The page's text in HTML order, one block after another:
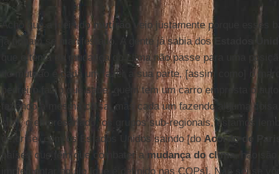
Acho que a ideia do mutirão
veio justamente porque esses
já tinham se manifestado. A gente já sabia dos
que o tema da mudança do clima não passe para uma
do mutirão é cada um fazer a sua parte, [assim como] o
pedreiro faz o que sabe, quem tem um carro empresta o
fazendo a mesma coisa, mas cada um fazendo alguma
civil, o empresariado, os grupos sub-regionais, estamos
de crise, com os Estados Unidos saindo [doAcordo de Paris
países que têm que combater a mudança do clima
, não
implementar aquilo [que é definido nas COPs]. Não sei se